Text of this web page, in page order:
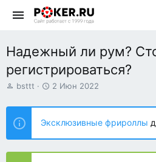
Надежный ли рум?
регистрироваться?
А
т
о
р
т
е
bsttt
Д
т
н
а
ч
2 Июн 2022
Эксклюзивные фрироллы